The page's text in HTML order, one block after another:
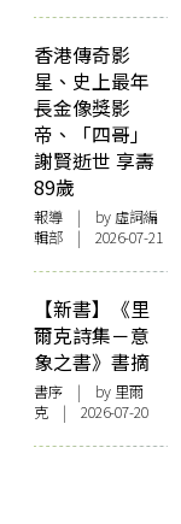
香港傳奇影
星、史上最年
長金像獎影
帝、「四哥」
謝賢逝世 享壽
89歲
報導 | by 虛詞編
輯部 | 2026-07-21
【新書】《里
爾克詩集－意
象之書》書摘
書序 | by 里爾
克 | 2026-07-20